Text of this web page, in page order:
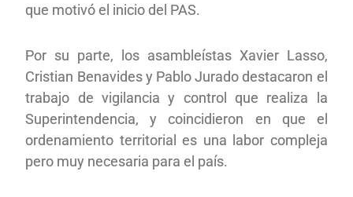
que motivó el inicio del PAS.
Por su parte, los asambleístas Xavier Lasso,
Cristian Benavides y Pablo Jurado destacaron el
trabajo de vigilancia y control que realiza la
Superintendencia, y coincidieron en que el
ordenamiento territorial es una labor compleja
pero muy necesaria para el país.